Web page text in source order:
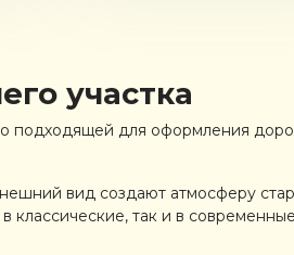
участка
подходящей для оформления
вид создают атмосферу
классические, так и в современные